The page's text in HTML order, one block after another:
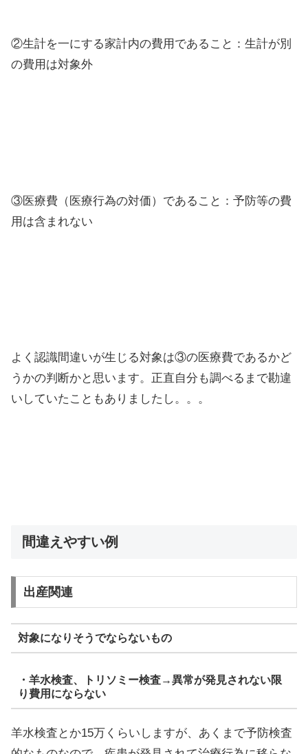
②生計を一にする家計内の費用であること：生計が別
の費用は対象外
③医療費（医療行為の対価）であること：予防等の費
用は含まれない
よく認識間違いが生じる対象は③の医療費であるかど
うかの判断かと思います。正直自分も調べるまで勘違
いしていたこともありましたし。。。
間違えやすい例
出産関連
対象になりそうでならないもの
・羊水検査、トリソミー検査→異常が発見されない限
り費用にならない
羊水検査とか15万くらいしますが、あくまで予防検査